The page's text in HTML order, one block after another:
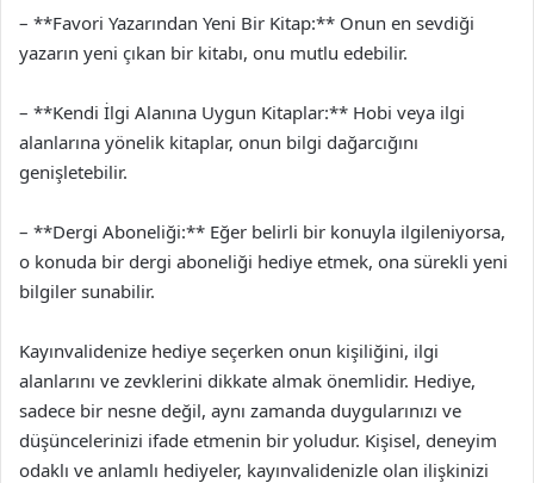
– **Favori Yazarından Yeni Bir Kitap:** Onun en sevdiği
yazarın yeni çıkan bir kitabı, onu mutlu edebilir.
– **Kendi İlgi Alanına Uygun Kitaplar:** Hobi veya ilgi
alanlarına yönelik kitaplar, onun bilgi dağarcığını
genişletebilir.
– **Dergi Aboneliği:** Eğer belirli bir konuyla ilgileniyorsa,
o konuda bir dergi aboneliği hediye etmek, ona sürekli yeni
bilgiler sunabilir.
Kayınvalidenize hediye seçerken onun kişiliğini, ilgi
alanlarını ve zevklerini dikkate almak önemlidir. Hediye,
sadece bir nesne değil, aynı zamanda duygularınızı ve
düşüncelerinizi ifade etmenin bir yoludur. Kişisel, deneyim
odaklı ve anlamlı hediyeler, kayınvalidenizle olan ilişkinizi